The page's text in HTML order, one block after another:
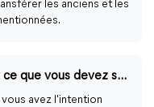
les anciens et les
Impossible d'effacer iPhone, tout ce que vous devez savoir
avez l'intention